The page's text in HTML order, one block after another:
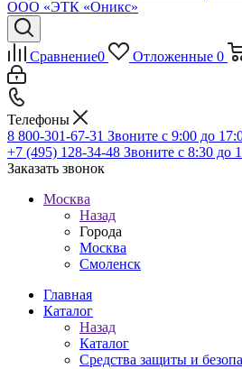
Сравнение0 Отложенные 0
Телефоны
8 800-301-67-31 Звоните с 9:00 до
+7 (495) 128-34-48 Звоните с 8:30 до
Заказать звонок
Москва
Назад
Города
Москва
Смоленск
Главная
Каталог
Назад
Каталог
Средства защиты и